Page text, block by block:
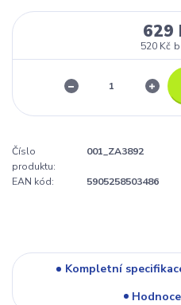
629
520 Kč
Číslo
produktu:
001_ZA3892
EAN kód: 5905258503486
Kompletní